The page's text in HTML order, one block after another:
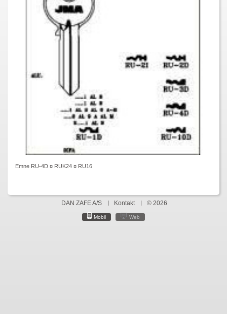
Emne RU-4D ¤ RUK24 ¤ RU16
DAN ZAFE A/S Kontakt © 2026
Mobil Web